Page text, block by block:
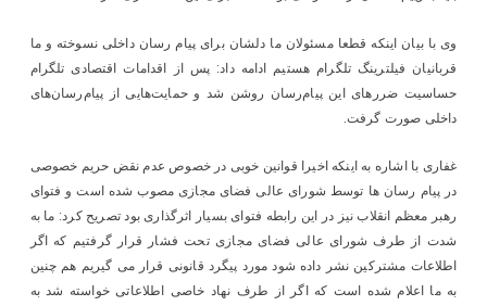
وی با بیان اینکه قطعا مسئولان ما دلشان برای پیام رسان داخلی نسوخته و ما
قربانیان فیلترینگ تلگرام هستیم ادامه داد: پس از اقدامات اقتصادی تلگرام
حساسیت ضررهای این پیام‌رسان روشن شد و حمایت‌هایی از پیام‌رسان‌های
داخلی صورت گرفت.
غفاری با اشاره به اینکه اخیرا قوانین خوبی در خصوص عدم نقض حریم خصوصی
در پیام رسان ها توسط شورای عالی فضای مجازی مصوب شده است و فتوای
رهبر معظم انقلاب نیز در این رابطه فتوای بسیار اثرگذاری بود تصریح کرد: ما به
شدت از طرف شورای عالی فضای مجازی تحت فشار قرار گرفتیم که اگر
اطلاعات مشترکین نشر داده شود مورد پیگرد قانونی قرار می گیریم هم چنین
به ما اعلام شده است که اگر از طرف نهاد خاصی اطلاعاتی خواسته شد به